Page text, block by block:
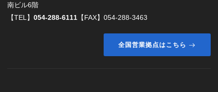
南ビル6階
【TEL】 054-288-6111 【FAX】054-288-3463
全国営業拠点はこちら